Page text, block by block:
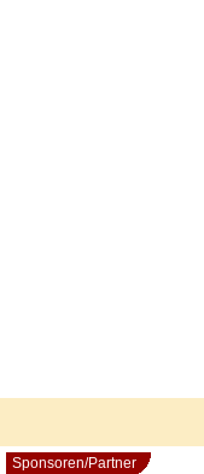
Sponsoren/Partner